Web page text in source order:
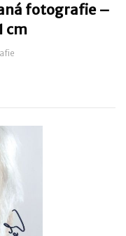
fotografie –
cm